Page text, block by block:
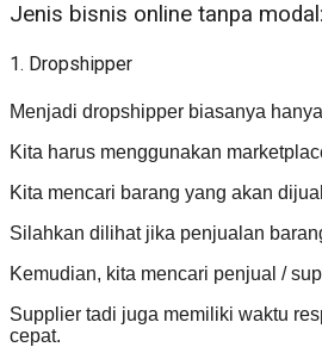
Jenis bisnis online tanpa modal:
1. Dropshipper
Menjadi dropshipper biasanya
Kita harus menggunakan
Kita mencari barang yang akan
Silahkan dilihat jika penjualan
Kemudian, kita mencari penjual /
Supplier tadi juga memiliki waktu
cepat.